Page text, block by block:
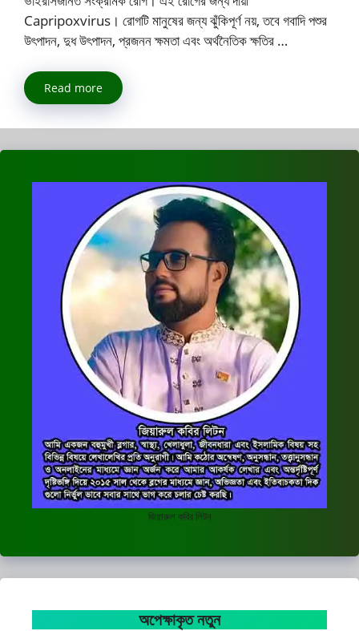
Capripoxvirus। রোগটি মানুষের জন্য ঝুঁকিপূর্ণ নয়, তবে গবাদি পশুর
উৎপাদন, দুধ উৎপাদন, প্রজনন ক্ষমতা এবং অর্থনৈতিক ক্ষতির …
Read more
জিয়ারুল কবির লিটন
অপেক্ষাকৃত নতুন